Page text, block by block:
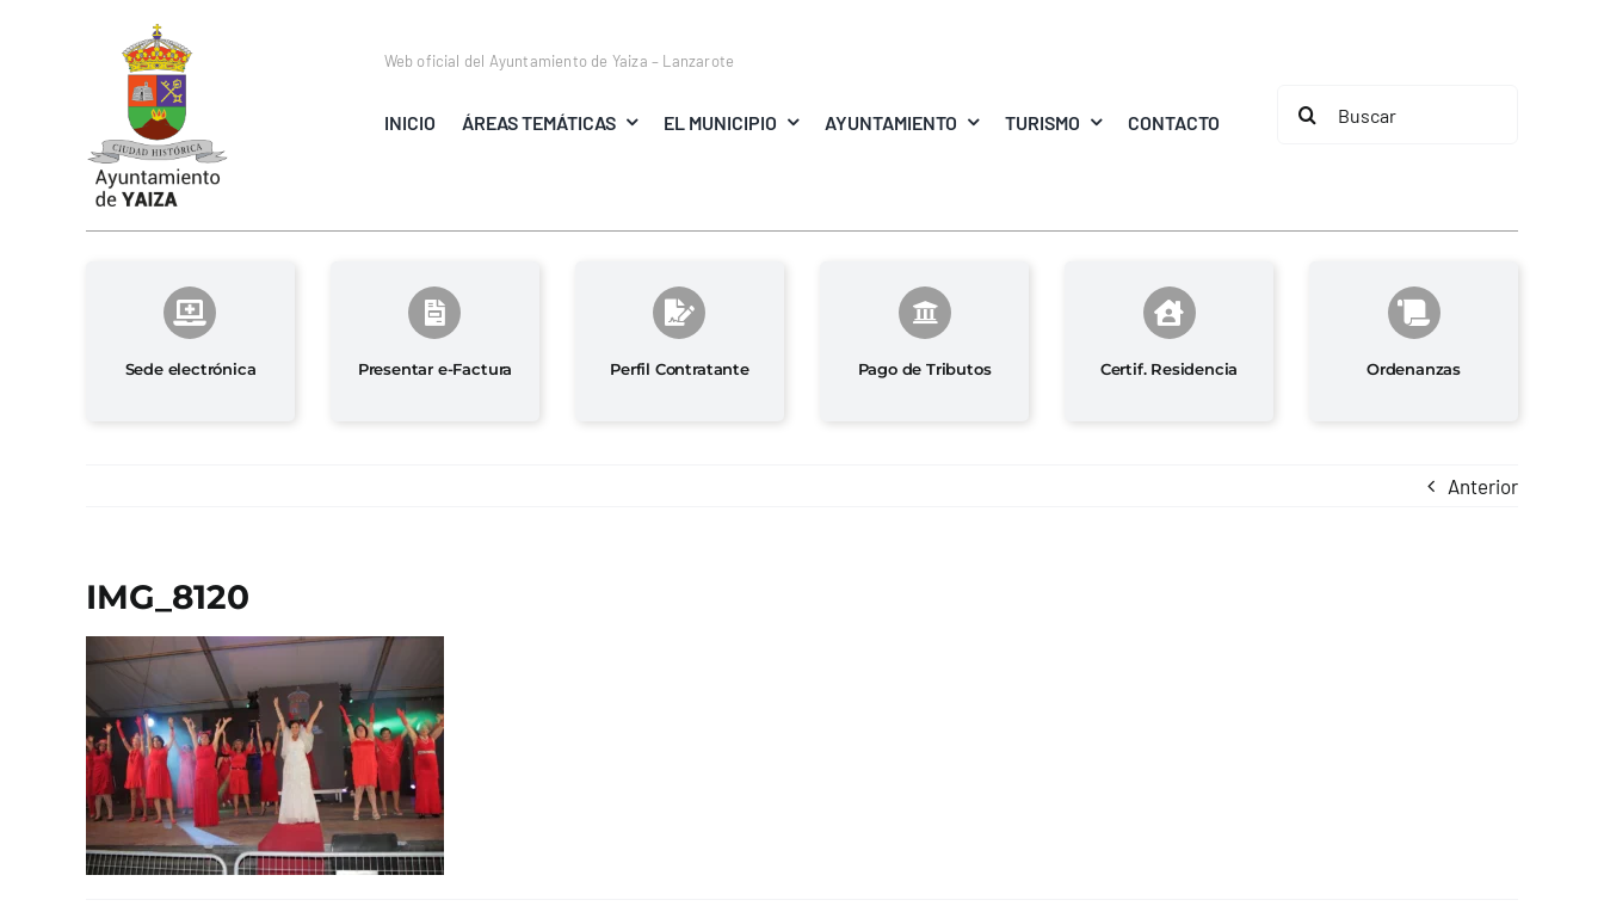
Web oficial del Ayuntamiento de Yaiza – Lanzarote
INICIO ÁREAS TEMÁTICAS EL MUNICIPIO AYUNTAMIENTO TURISMO CONTACTO
Buscar:
Sede electrónica Presentar e-Factura Perfil Contratante Pago de Tributos Certif. Residencia Ordenanzas
Anterior
IMG_8120